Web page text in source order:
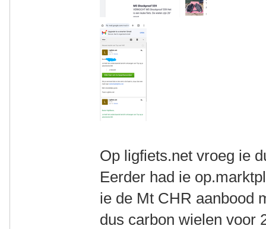
Op ligfiets.net vroeg ie
Eerder had ie
ie de Mt CHR aanbood
dus carbon wielen voor